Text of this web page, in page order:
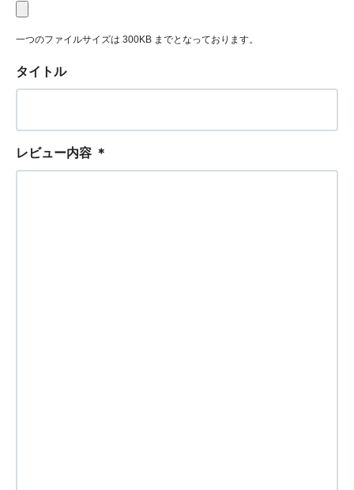
一つのファイルサイズは 300KB までとなっております。
タイトル
レビュー内容 ＊